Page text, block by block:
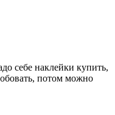
себе наклейки купить,
потом можно